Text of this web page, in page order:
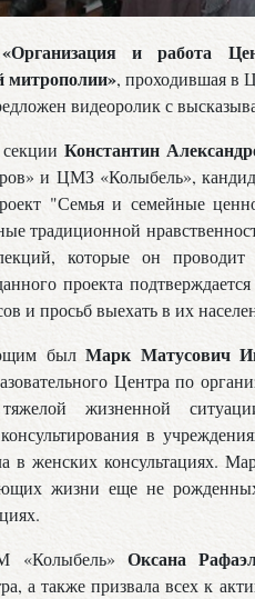
и работа
митрополии», проходившая в
видеоролик с
Константин
и ЦМЗ «Колыбель»,
"Семья и семейные
традиционной
которые он
проекта
и просьб выехать в их
былМарк Матусович
Центра по
жизненной
в
в женских консультациях.
жизни еще не
«Колыбель» Оксана
а также призвала всех к